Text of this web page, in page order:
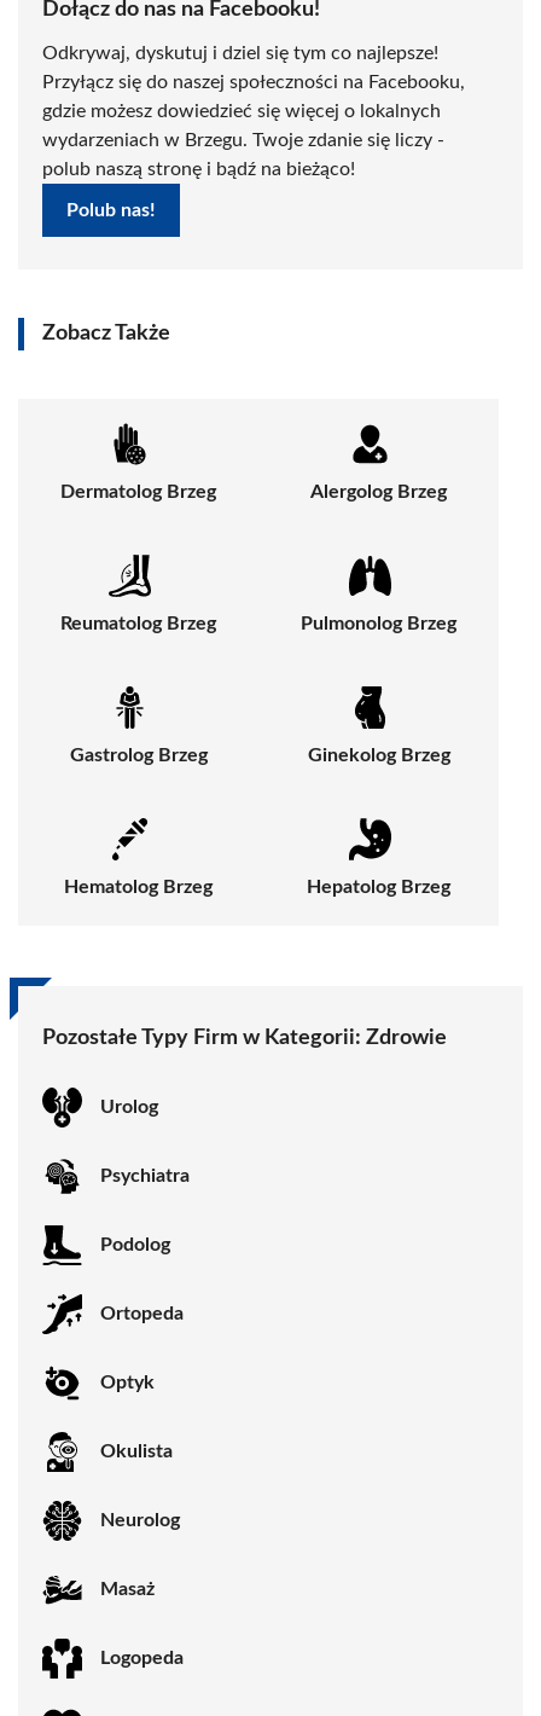
Dołącz do nas na Facebooku!
Odkrywaj, dyskutuj i dziel się tym co najlepsze!
Przyłącz się do naszej społeczności na Facebooku,
gdzie możesz dowiedzieć się więcej o lokalnych
wydarzeniach w Brzegu. Twoje zdanie się liczy -
polub naszą stronę i bądź na bieżąco!
Polub nas!
Zobacz Także
Dermatolog Brzeg Alergolog Brzeg
Reumatolog Brzeg Pulmonolog Brzeg
Gastrolog Brzeg Ginekolog Brzeg
Hematolog Brzeg Hepatolog Brzeg
Pozostałe Typy Firm w Kategorii: Zdrowie
Urolog
Psychiatra
Podolog
Ortopeda
Optyk
Okulista
Neurolog
Masaż
Logopeda